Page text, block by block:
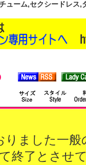
ューム,セクシードレス
りました一
終了とさせ